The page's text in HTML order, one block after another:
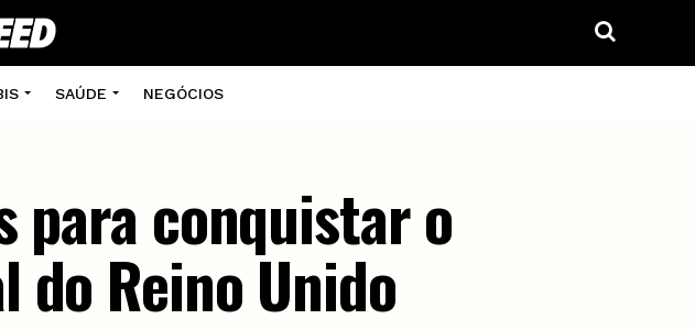
SAÚDE NEGÓCIOS
para conquistar o
do Reino Unido